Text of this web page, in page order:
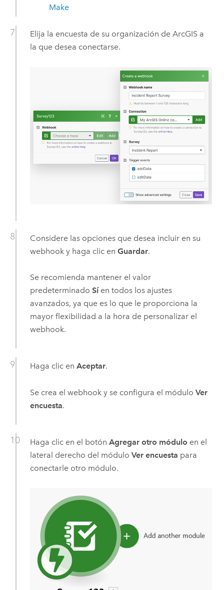
Make
Elija la encuesta de su organización de ArcGIS a
la que desea conectarse.
Considere las opciones que desea incluir en su
webhook y haga clic en Guardar.
Se recomienda mantener el valor
predeterminado Síen todos los ajustes
avanzados, ya que es lo que le proporciona la
mayor flexibilidad a la hora de personalizar el
webhook.
Haga clic en Aceptar.
Se crea el webhook y se configura el módulo Ver
encuesta.
Haga clic en el botón Agregar otro módulo en el
lateral derecho del módulo Ver encuesta para
conectarle otro módulo.